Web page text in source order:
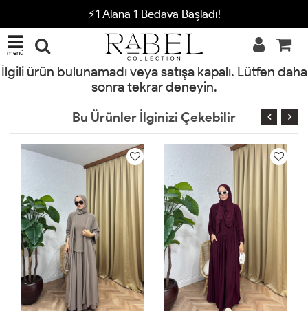
⚡1 Alana 1 Bedava Başladı!
menü
İlgili ürün bulunamadı veya satışa kapalı. Lütfen daha
sonra tekrar deneyin.
Bu Ürünler İlginizi Çekebilir